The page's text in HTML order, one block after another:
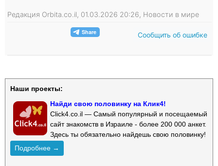
Редакция Orbita.co.il, 01.03.2026 20:26, Новости в мире
Сообщить об ошибке
Наши проекты:
Найди свою половинку на Клик4!
Click4.co.il — Самый популярный и посещаемый
сайт знакомств в Израиле - более 200 000 анкет.
Здесь ты обязательно найдешь свою половинку!
Подробнее →